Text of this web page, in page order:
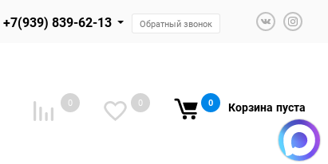
+7(939) 839-62-13 Обратный звонок
0 0 0 Корзина пуста